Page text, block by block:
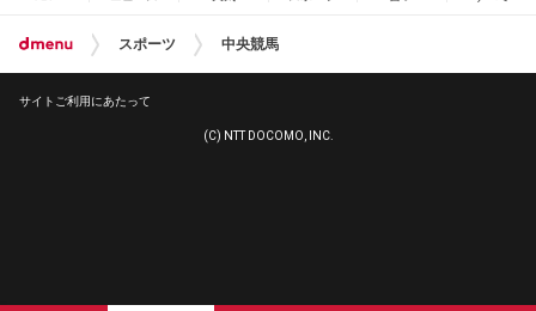
スポーツ 中央競馬
サイトご利用にあたって
(C) NTT DOCOMO, INC.